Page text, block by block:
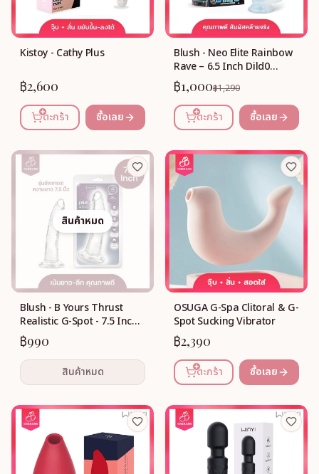
Kistoy - Cathy Plus
฿2,600
ตะกร้า ซื้อเลย
Blush - Neo Elite Rainbow
Rave – 6.5 Inch Dild0
(Rainbow)
฿1,000฿1,290
ตะกร้า ซื้อเลย
สินค้าหมด
Blush - B Yours Thrust
Realistic G-Spot - 7.5 Inch
(clear)
฿990
สินค้าหมด
OSUGA G-Spa Clitoral & G-
Spot Sucking Vibrator
฿2,390
ตะกร้า ซื้อเลย